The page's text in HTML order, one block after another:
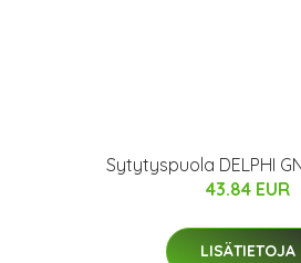
Sytytyspuola DELPHI
43.84 EUR
LISÄTIETOJA